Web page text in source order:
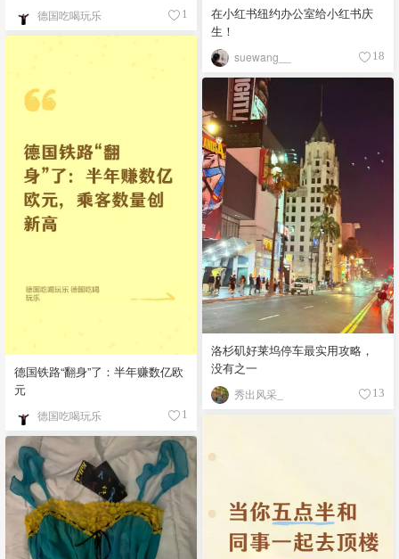
德国吃喝玩乐 1
在小红书纽约办公室给小红书庆
生！
suewang__ 18
德国铁路“翻身”了：半年赚数亿欧
元
德国吃喝玩乐 1
洛杉矶好莱坞停车最实用攻略，
没有之一
秀出风采_ 13